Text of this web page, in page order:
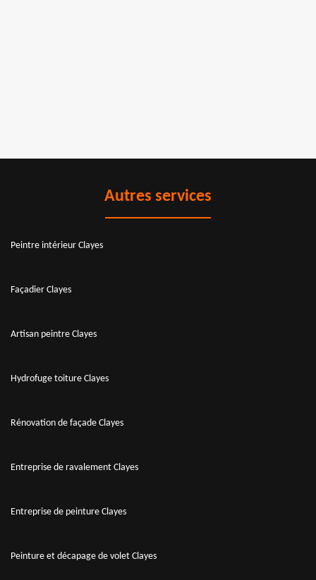
Autres services
Peintre intérieur Clayes
Façadier Clayes
Artisan peintre Clayes
Hydrofuge toiture Clayes
Rénovation de façade Clayes
Entreprise de ravalement Clayes
Entreprise de peinture Clayes
Peinture et décapage de volet Clayes